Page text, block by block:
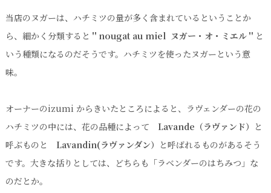
当店のヌガーは、ハチミツの量が多く含まれているということか
ら、細かく分類すると ＂nougat au miel ヌガー・オ・ミエル＂ と
いう種類になるのだそうです。ハチミツを使ったヌガーという意
味。
オーナーのizumi からきいたところによると、ラヴェンダーの花の
ハチミツの中には、花の品種によって Lavande（ラヴァンド） と
呼ぶものと Lavandin(ラヴァンダン） と呼ばれるものがあるそう
です。大きな括りとしては、どちらも「ラベンダーのはちみつ」な
のだとか。